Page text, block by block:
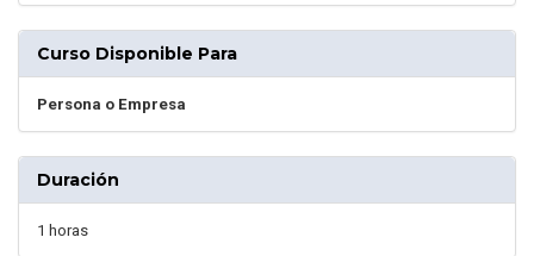
Curso Disponible Para
Persona o Empresa
Duración
1 horas